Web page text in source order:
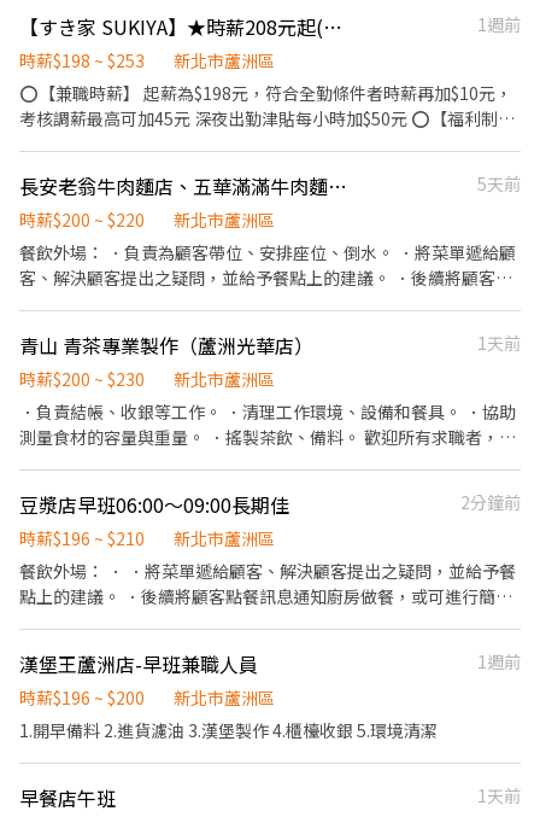
【すき家 SUKIYA】★時薪208元起(含全勤)★蘆洲長榮店
1週前
時薪$198 ~ $253
新北市蘆洲區
⭕【兼職時薪】 起薪為$198元，符合全勤條件者時薪再加$10元，
考核調薪最高可加45元 深夜出勤津貼每小時加$50元 ⭕【福利制
健檢 ★勞保、健保，6％勞退提撥 ⭕【工作說明】 《內場》:餐點製
作、食材備料、進貨盤點 《外場》:接待服務顧客、收銀結帳、環境
整潔 ★開朗活潑有笑容 ★ＳＯＰ專業流程 ★無經驗可 ★提供完善
職前教育訓練 ⭕【經營理念】 我們是日本第一的速食連鎖ZENSHO
現作提供美味可口的日本國民美食-牛丼/咖哩，並以舒適衛生的用
餐環境、熱情用心的服務態度、平實親民的誠懇價格，強調食品安
受用餐的樂趣。
長安老翁牛肉麵店、五華滿滿牛肉麵店徵二度就業、兼職及學生打工
5天前
時薪$200 ~ $220
新北市蘆洲區
餐飲外場： ．負責為顧客帶位、安排座位、倒水。 ．將菜單遞給顧
客、解決顧客提出之疑問，並給予餐點上的建議。 ．後續將顧客點
結帳、收銀等工作。 餐飲內場： ．擔任廚師的助手，處理烹飪中之
工作與其他餐廳相關事務。 ．負責洗、剝、削、切各種食材。 ．負
責清理工作環境、設備和餐具。 ．準備不同餐點所需要的食材。 ．
協助測量食材的容量與重量。 ．負責擺盤、打包外帶服務。 .負責煮
青山 青茶專業製作（蘆洲光華店）
1天前
時薪$200 ~ $230
新北市蘆洲區
．負責結帳、收銀等工作。 ．清理工作環境、設備和餐具。 ．協助
測量食材的容量與重量。 ．搖製茶飲、備料。 歡迎所有求職者，應
豆漿店早班06:00～09:00長期佳
2分鐘前
時薪$196 ~ $210
新北市蘆洲區
餐飲外場： ． ．將菜單遞給顧客、解決顧客提出之疑問，並給予餐
點上的建議。 ．後續將顧客點餐訊息通知廚房做餐，或可進行簡易
．擔任廚師的助手，處理烹飪前與烹飪中之準備工作與其他餐廳相
關事務。 ．負責洗、剝、削、切各種食材。 ．負責清理工作環境、
設備和餐具。 ．準備不同餐點所需要的食材。 ．協助測量食材的容
漢堡王蘆洲店-早班兼職人員
1週前
時薪$196 ~ $200
新北市蘆洲區
1.開早備料 2.進貨濾油 3.漢堡製作 4.櫃檯收銀 5.環境清潔
早餐店午班
1天前